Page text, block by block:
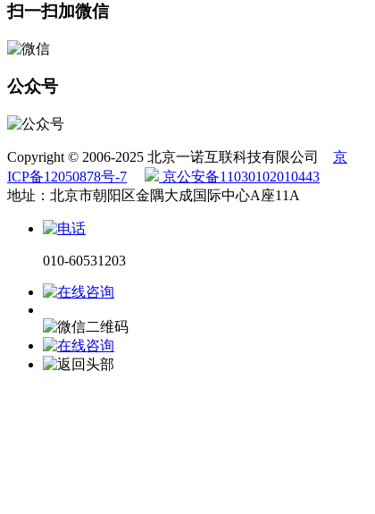
扫一扫加微信
公众号
Copyright © 2006-2025 北京一诺互联科技有限公司 京
ICP备12050878号-7
京公安备11030102010443
地址：北京市朝阳区金隅大成国际中心A座11A
010-60531203